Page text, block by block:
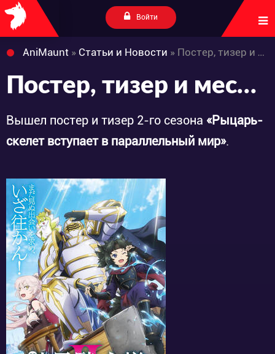
Войти
AniMaunt » Статьи и Новости » Постер, тизер и месяц премьеры 2-го сезона «Gaikotsu Kishi-sama, Tadaima Isekai e Odekakechuu»
Постер, тизер и месяц премьеры 2-го сезона «Gaikotsu Kishi-sama, Tadaima Isekai e Odekakechuu»
Вышел постер и тизер 2-го сезона «Рыцарь-
скелет вступает в параллельный мир».